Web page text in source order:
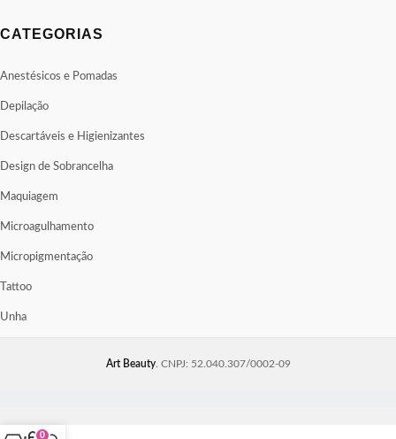
CATEGORIAS
Anestésicos e Pomadas
Depilação
Descartáveis e Higienizantes
Design de Sobrancelha
Maquiagem
Microagulhamento
Micropigmentação
Tattoo
Unha
Art Beauty. CNPJ: 52.040.307/0002-09
0